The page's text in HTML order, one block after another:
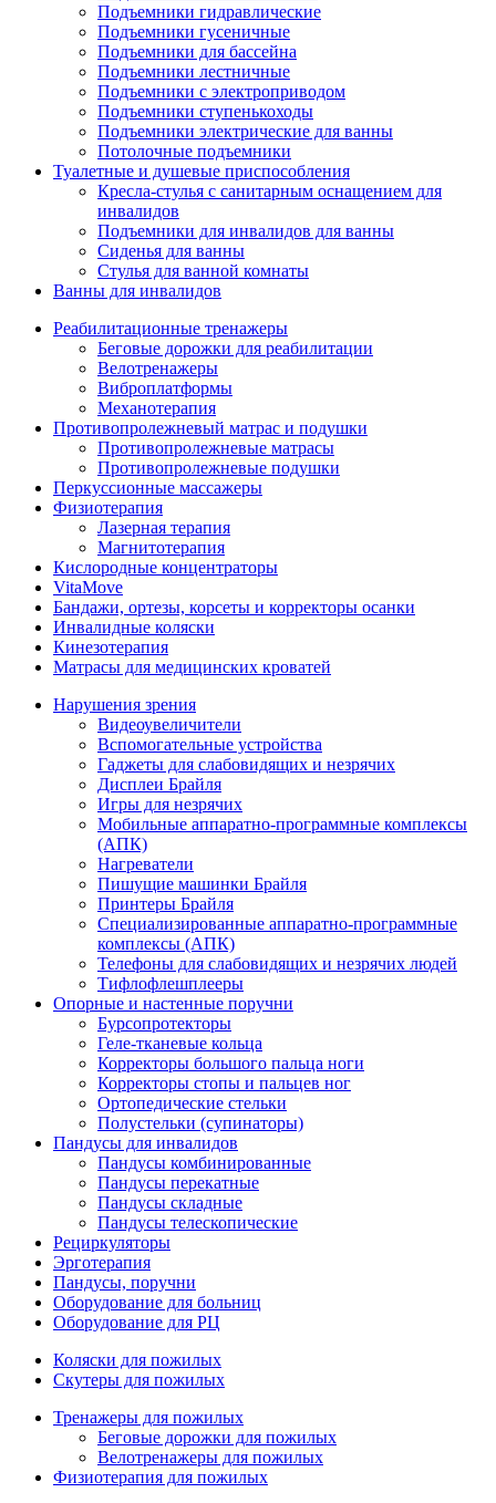
Подъемники гидравлические
Подъемники гусеничные
Подъемники для бассейна
Подъемники лестничные
Подъемники с электроприводом
Подъемники ступенькоходы
Подъемники электрические для ванны
Потолочные подъемники
Туалетные и душевые приспособления
Кресла-стулья с санитарным оснащением для
инвалидов
Подъемники для инвалидов для ванны
Сиденья для ванны
Стулья для ванной комнаты
Ванны для инвалидов
Реабилитационные тренажеры
Беговые дорожки для реабилитации
Велотренажеры
Виброплатформы
Механотерапия
Противопролежневый матрас и подушки
Противопролежневые матрасы
Противопролежневые подушки
Перкуссионные массажеры
Физиотерапия
Лазерная терапия
Магнитотерапия
Кислородные концентраторы
VitaMove
Бандажи, ортезы, корсеты и корректоры осанки
Инвалидные коляски
Кинезотерапия
Матрасы для медицинских кроватей
Нарушения зрения
Видеоувеличители
Вспомогательные устройства
Гаджеты для слабовидящих и незрячих
Дисплеи Брайля
Игры для незрячих
Мобильные аппаратно-программные комплексы
(АПК)
Нагреватели
Пишущие машинки Брайля
Принтеры Брайля
Специализированные аппаратно-программные
комплексы (АПК)
Телефоны для слабовидящих и незрячих людей
Тифлофлешплееры
Опорные и настенные поручни
Бурсопротекторы
Геле-тканевые кольца
Корректоры большого пальца ноги
Корректоры стопы и пальцев ног
Ортопедические стельки
Полустельки (супинаторы)
Пандусы для инвалидов
Пандусы комбинированные
Пандусы перекатные
Пандусы складные
Пандусы телескопические
Рециркуляторы
Эрготерапия
Пандусы, поручни
Оборудование для больниц
Оборудование для РЦ
Коляски для пожилых
Скутеры для пожилых
Тренажеры для пожилых
Беговые дорожки для пожилых
Велотренажеры для пожилых
Физиотерапия для пожилых